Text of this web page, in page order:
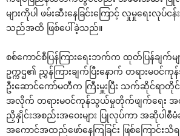
များကိုပါ ဖမ်းဆီးနေခြင်းကြောင့် လှုမှုရေးလုပ်ငန်
သည်အထိ ဖြစ်ပေါ်ခဲ့သည်။
စစ်ကောင်စီပြန်ကြားရေးဘက်က ထုတ်ပြန်ချက်မ
ဥက္ကဌ၏ ညွှန်ကြားချက်ပြီးနောက် တရားမဝ
ဦးဆောင်ကော်မတီက ကြီးမှူးပြီး သက်ဆိုင်ရာတို
အလိုက် တရားမဝင်ကုန်သွယ်မှုတိုက်ဖျက်ရေး အ
ညှိနှိုင်းအစည်းအဝေးများ ပြုလုပ်ကာ အဆိုပါစီ
အကောင်အထည်ဖော်နေကြခြင်း ဖြစ်ကြောင်း